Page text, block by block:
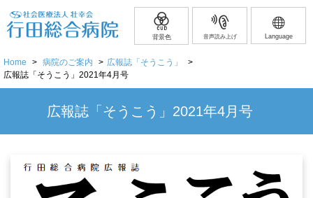
背景色 音声読み上げ Language
Home > 病院のご案内 > 広報誌「そうこう」
>
広報誌「そうこう」2021年4月号
広報誌「そうこう」2021年4月号